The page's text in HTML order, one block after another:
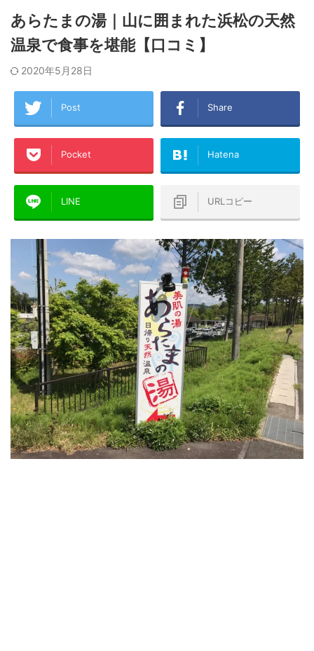
あらたまの湯｜山に囲まれた浜松の天然
温泉で食事を堪能【口コミ】
2020年5月28日
Post Share
Pocket Hatena
LINE URLコピー